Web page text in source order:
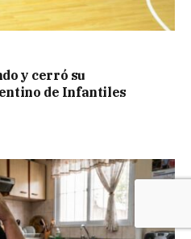
y cerró su
de Infantiles